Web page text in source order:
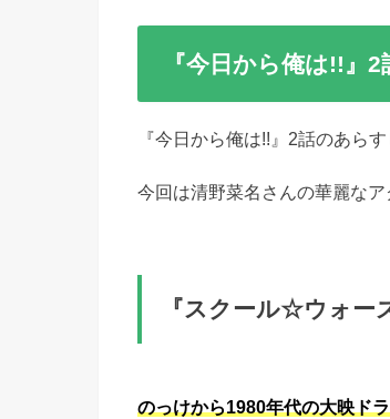
『今日から俺は!!』
『今日から俺は!!』2話のあら
今回は清野菜名さんの華麗な
『スクール☆ウォー
のっけから1980年代の大映ド